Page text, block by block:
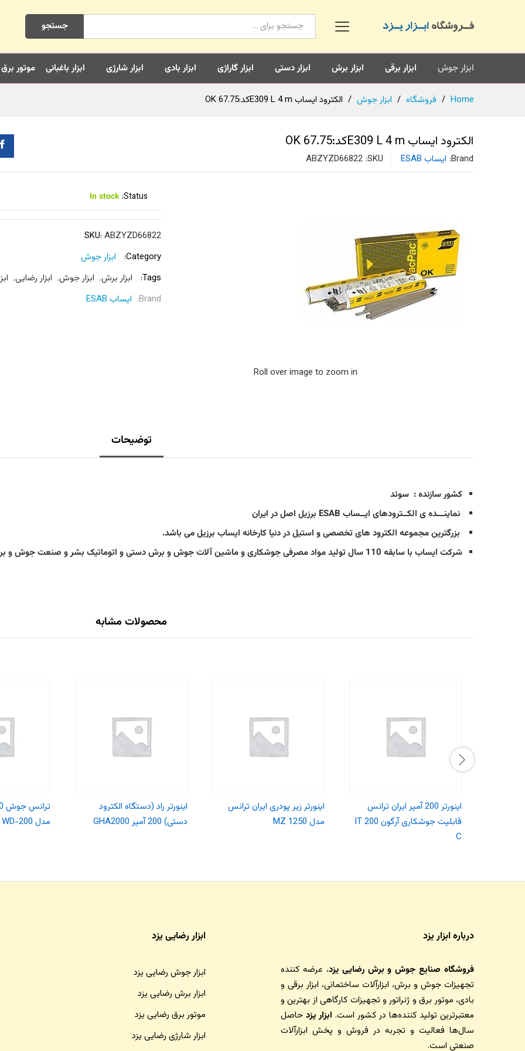
همه محصولات جستجو
ابزار جوش ابزار برقی ابزار برش ابزار دستی ابزار گاراژی ابزار بادی ابزار شارژی ابزار باغبانی موتور برق
Home
/ فروشگاه / ابزار جوش / الکترود ایساب E309 L 4 mکد:OK 67.75
الکترود ایساب E309 L 4 mکد:OK 67.75
Brand: ایساب ESAB SKU:
ABZYZD66822
Roll over image to zoom in
Status:
In stock
SKU:ABZYZD66822
Category:
ابزار جوش
Tags:
ابزار برش, ابزار جوش, ابزار رضایی,
Brand: ایساب ESAB
توضیحات
کشور سازنده: سوئد
نماینـــده ی الکــترودهای ایــساب ESAB برزیل اصل در ایران
بزرگترین مجموعه الکترود های تخصصی و استیل در دنیا کارخانه ایساب برزیل می باشد.
شرکت ایساب با سابقه 110 سال تولید مواد مصرفی جوشکاری و ماشین آلات جوش و برش دستی و اتوماتیک بشر و صنعت جوش و برش جهان می باشد
محصولات مشابه
اینورتر 200 آمپر ایران ترانس
قابلیت جوشکاری آرگون IT 200
C
اینورتر زیر پودری ایران ترانس
مدل MZ 1250
اینورتر راد (دستگاه الکترود
دستی) 200 آمپر GHA2000
مدل WD-200
درباره ابزار یزد
فروشگاه صنایع جوش و برش رضایی یزد، عرضه کننده
تجهیزات جوش و برش، ابزارآلات ساختمانی، ابزار برقی و
بادی، موتور برق و ژنراتور و تجهیزات کارگاهی از بهترین و
معتبرترین تولید کننده‌ها در کشور است. ابزار یزد حاصل
سال‌ها فعالیت و تجربه در فروش و پخش ابزارآلات
صنعتی است.
ابزار رضایی یزد
ابزار جوش رضایی یزد
ابزار برش رضایی یزد
موتور برق رضایی یزد
ابزار شارژی رضایی یزد